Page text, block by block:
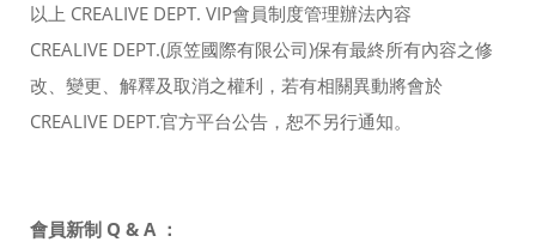
以上 CREALIVE DEPT. VIP會員制度管理辦法內容
CREALIVE DEPT.(原笠國際有限公司)保有最終所有內容之修
改、變更、解釋及取消之權利，若有相關異動將會於
CREALIVE DEPT.官方平台公告，恕不另行通知。
會員新制 Q & A ：